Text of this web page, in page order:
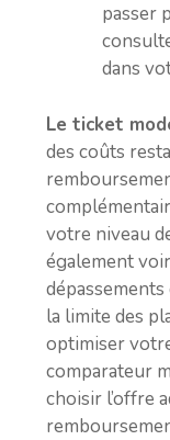
passer
dans
Le ticket
des coûts
votre niveau
également
dépassements
la limite des
optimiser
comparateur
choisir l’offre